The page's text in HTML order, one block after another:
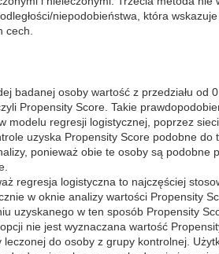
niepodobieństwa, która
cech.
badanej osoby wartość z przedziału od
Propensity Score. Takie
modelu regresji logistycznej, poprzez
uzyska Propensity Score podobne do
ponieważ obie te osoby są podobne
regresja logistyczna to najczęściej
w oknie analizy wartości Propensity
uzyskanego w ten sposób Propensity
nie jest wyznaczana wartość
do osoby z grupy kontrolnej.